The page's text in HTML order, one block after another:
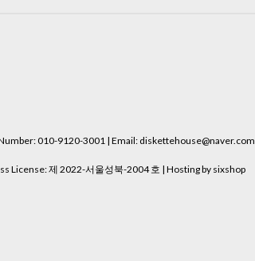
010-9120-3001 | Email: diskettehouse@naver.com
License:제 2022-서울성북-2004 호 | Hosting by sixshop